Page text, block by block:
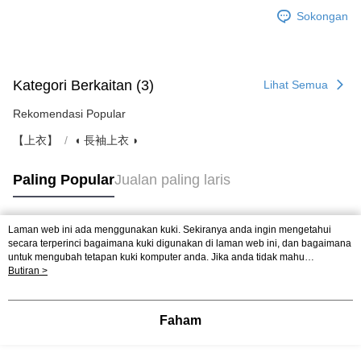
Sokongan
Kategori Berkaitan (3) Lihat Semua
Rekomendasi Popular
【上衣】 ◖ 長袖上衣 ◗
Paling PopularJualan paling laris
Tag Popular
Laman web ini ada menggunakan kuki. Sekiranya anda ingin mengetahui
secara terperinci bagaimana kuki digunakan di laman web ini, dan bagaimana
untuk mengubah tetapan kuki komputer anda. Jika anda tidak mahu
menggunakan kuki di komputer anda, sila rujuk penerangan mengenai kuki.
mengetahui secara terperinci bagaimana kuki digunakan di laman web ini,
mahu menggunakan kuki di komputer anda, sila rujuk penerangan mengenai
Butiran >
Faham